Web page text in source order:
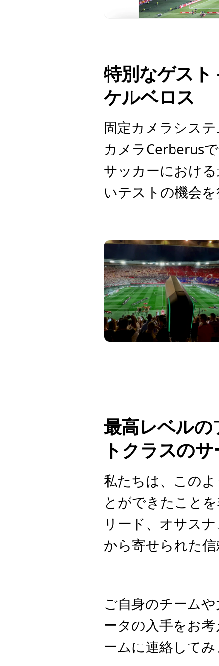
特別なゲスト
ケルベロス
固定カメラシス
カメラCerberus
サッカーにおけ
いテストの機会
最高レベル
トクラスの
私たちは、この
とができたこと
リード、オサス
から寄せられた
ご自身のチーム
ータの入手をお
ームに連絡して